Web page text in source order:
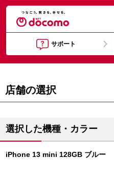
サポート
店舗の選択
選択した機種・カラー
iPhone 13 mini 128GB ブルー